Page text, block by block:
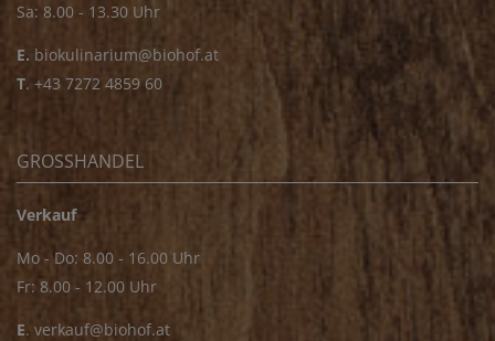
Sa: 8.00 - 13.30 Uhr
E. biokulinarium@biohof.at
T. +43 7272 4859 60
GROSSHANDEL
Verkauf
Mo - Do: 8.00 - 16.00 Uhr
Fr: 8.00 - 12.00 Uhr
E. verkauf@biohof.at